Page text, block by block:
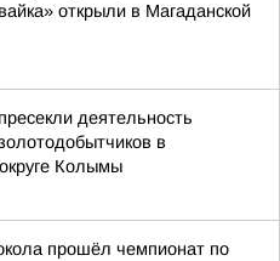
открыли в Магаданской
деятельность
в
Колымы
прошёл чемпионат по